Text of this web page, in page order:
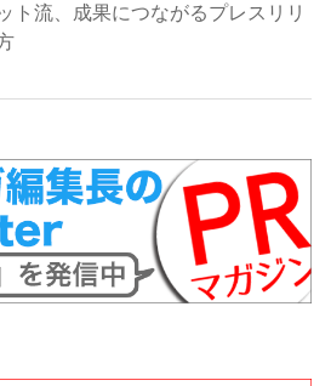
ト流、成果につながるプレスリリ